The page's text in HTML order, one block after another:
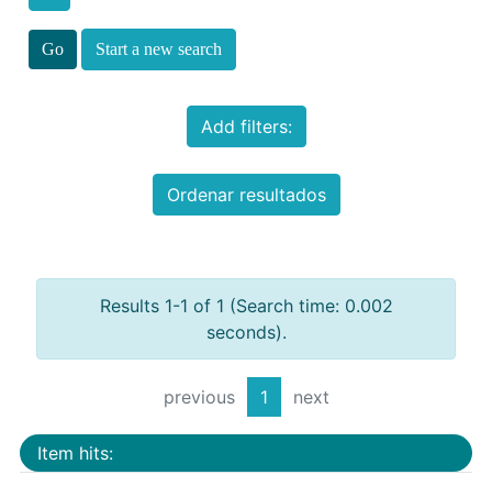
Start a new search
Add filters:
Ordenar resultados
Results 1-1 of 1 (Search time: 0.002
seconds).
previous 1 next
Item hits: